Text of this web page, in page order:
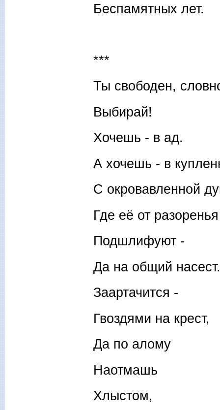
Беспамятных лет.
***
Ты свободен,
Выбирай!
Хочешь - в ад.
А хочешь - в
С окровавленной
Где её от
Подшлифуют -
Да на общий насест.
Заартачится -
Гвоздями на крест,
Да по алому
Наотмашь
Хлыстом,